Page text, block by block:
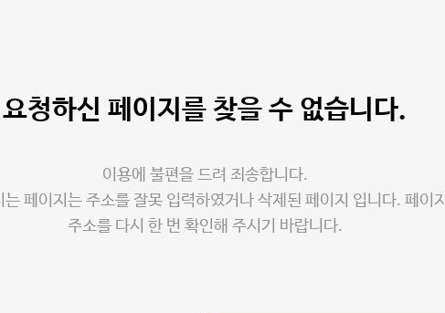
요청하신 페이지를 찾을 수 없습니다.
이용에 불편을 드려 죄송합니다.
는 페이지는 주소를 잘못 입력하였거나 삭제된 페이지 입니다. 페이지
주소를 다시 한 번 확인해 주시기 바랍니다.